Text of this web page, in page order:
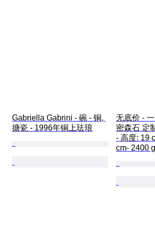
Gabriella Gabrini - 碗 - 铜,
搪瓷 - 1996年铜上珐琅
无底价 -
密森石 定
- 高度: 19
cm- 2400 g